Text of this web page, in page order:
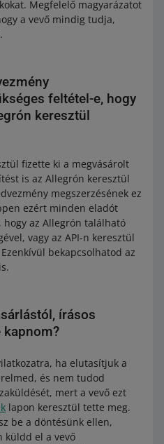
Megfelelő magyarázatot
a vevő mindig tudja,
feltétel-e, hogy
keresztül
fizette ki a megvásárolt
is az Allegrón keresztül
megszerzésének ez
ezért minden eladót
az Allegrón található
vagy az API-n keresztül
bekapcsolhatod az
írásos
ha elutasítjuk a
és nem tudod
mert a vevő ezt
lapon keresztül tette meg.
be a döntésünk ellen,
küldd el a vevő